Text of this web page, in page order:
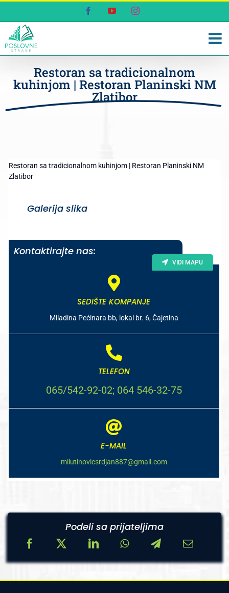
content
FacebookYouTubeInstagram
Restoran sa tradicionalnom
kuhinjom | Restoran Planinski NM
Zlatibor
Restoran sa tradicionalnom kuhinjom | Restoran Planinski NM
Zlatibor
Galerija slika
Kontaktirajte nas:
SEDIŠTE KOMPANJE
Miladina Pećinara bb, lokal br. 6, Čajetina
VIDI MAPU
TELEFON
065/542-92-02; 064 546-32-75
E-MAIL
milutinovicsrdjan887@gmail.com
Podeli sa prijateljima